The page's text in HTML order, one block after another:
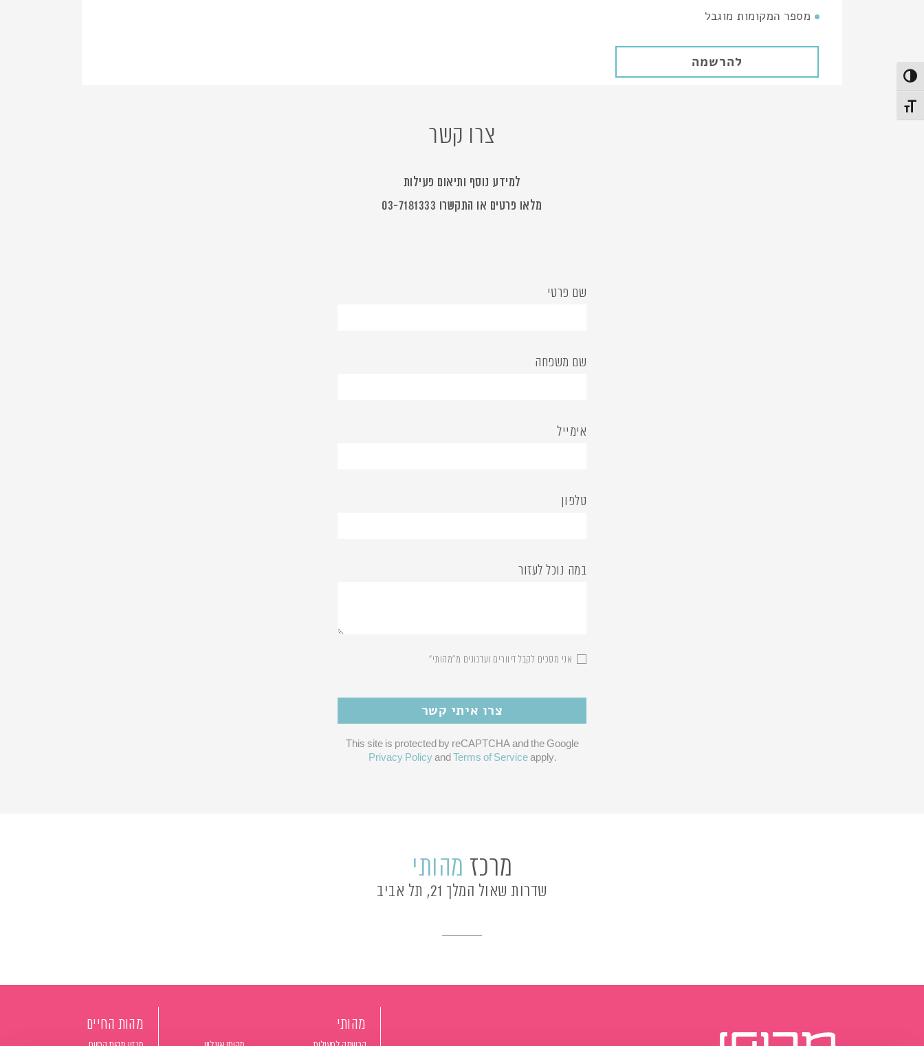
Toggle High Contrast
Toggle Font size
מספר המקומות מוגבל
להרשמה
צרו קשר
למידע נוסף ותיאום פעילות
מלאו פרטים או התקשרו 03-7181333
שם פרטי
שם משפחה
אימייל
טלפון
במה נוכל לעזור
אני מסכים לקבל דיוורים ועדכונים מ"מהותי"
This site is protected by reCAPTCHA and the Google
Privacy Policyand Terms of Serviceapply.
מרכז מהותי
שדרות שאול המלך 21, תל אביב
מהותי מהות החיים